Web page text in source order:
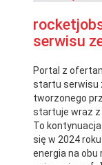
serwisu
Portal z
startu serwisu
tworzonego
startuje wraz z
To
się w 2024
energia na obu